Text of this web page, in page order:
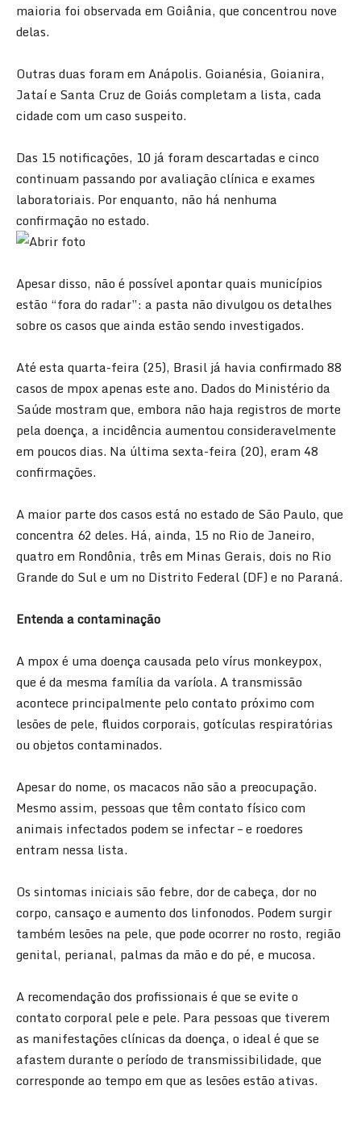
maioria foi observada em Goiânia, que concentrou nove
delas.
Outras duas foram em Anápolis. Goianésia, Goianira,
Jataí e Santa Cruz de Goiás completam a lista, cada
cidade com um caso suspeito.
Das 15 notificações, 10 já foram descartadas e cinco
continuam passando por avaliação clínica e exames
laboratoriais. Por enquanto, não há nenhuma
confirmação no estado.
Apesar disso, não é possível apontar quais municípios
estão “fora do radar”: a pasta não divulgou os detalhes
sobre os casos que ainda estão sendo investigados.
Até esta quarta-feira (25), Brasil já havia confirmado 88
casos de mpox apenas este ano. Dados do Ministério da
Saúde mostram que, embora não haja registros de morte
pela doença, a incidência aumentou consideravelmente
em poucos dias. Na última sexta-feira (20), eram 48
confirmações.
A maior parte dos casos está no estado de São Paulo, que
concentra 62 deles. Há, ainda, 15 no Rio de Janeiro,
quatro em Rondônia, três em Minas Gerais, dois no Rio
Grande do Sul e um no Distrito Federal (DF) e no Paraná.
Entenda a contaminação
A mpox é uma doença causada pelo vírus monkeypox,
que é da mesma família da varíola. A transmissão
acontece principalmente pelo contato próximo com
lesões de pele, fluidos corporais, gotículas respiratórias
ou objetos contaminados.
Apesar do nome, os macacos não são a preocupação.
Mesmo assim, pessoas que têm contato físico com
animais infectados podem se infectar – e roedores
entram nessa lista.
Os sintomas iniciais são febre, dor de cabeça, dor no
corpo, cansaço e aumento dos linfonodos. Podem surgir
também lesões na pele, que pode ocorrer no rosto, região
genital, perianal, palmas da mão e do pé, e mucosa.
A recomendação dos profissionais é que se evite o
contato corporal pele e pele. Para pessoas que tiverem
as manifestações clínicas da doença, o ideal é que se
afastem durante o período de transmissibilidade, que
corresponde ao tempo em que as lesões estão ativas.